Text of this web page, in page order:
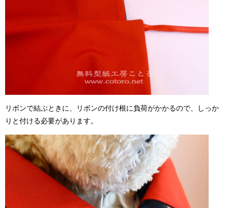
リボンで結ぶときに、リボンの付け根に負荷がかかるので、しっか
りと付ける必要があります。